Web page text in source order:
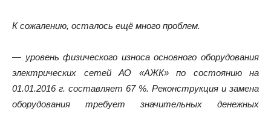
К сожалению, осталось ещё много проблем.
— уровень физического износа основного оборудования
электрических сетей АО «АЖК» по состоянию на
01.01.2016 г. составляет 67 %. Реконструкция и замена
оборудования требует значительных денежных